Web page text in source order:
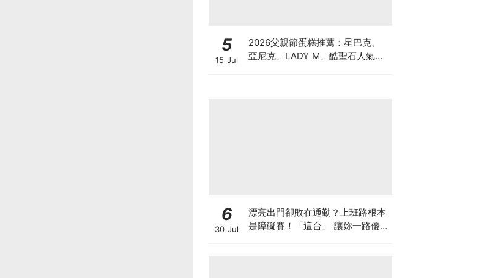
5
15 Jul
2026父親節蛋糕推薦：星巴克、
亞尼克、LADY M、酷聖石人氣特
6
30 Jul
漂亮出門卻敗在通勤？上班路根本
是障礙賽！「這台」 讓妳一路優雅